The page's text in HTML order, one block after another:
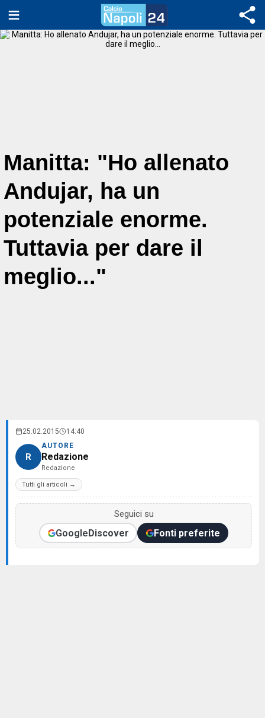
Manitta: "Ho allenato
Andujar, ha un
potenziale enorme.
Tuttavia per dare il
meglio..."
25.02.2015 14:40
R
AUTORE
Redazione
Redazione
Tutti gli articoli →
Seguici su
GoogleDiscover Fonti preferite